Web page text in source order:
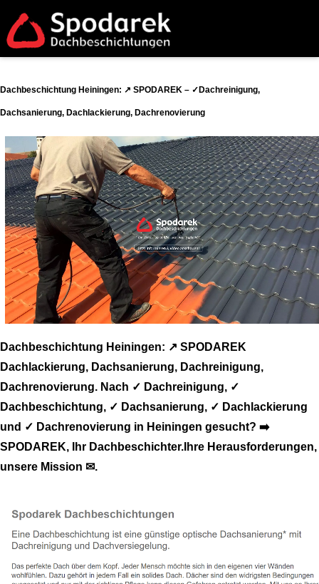
Dachbeschichtung Heiningen: ↗️ SPODAREK – ✓Dachreinigung,
Dachsanierung, Dachlackierung, Dachrenovierung
Dachbeschichtung Heiningen: ↗️ SPODAREK
Dachlackierung, Dachsanierung, Dachreinigung,
Dachrenovierung. Nach ✓ Dachreinigung, ✓
Dachbeschichtung, ✓ Dachsanierung, ✓ Dachlackierung
und ✓ Dachrenovierung in Heiningen gesucht? ➡️
SPODAREK, Ihr Dachbeschichter.Ihre Herausforderungen,
unsere Mission ✉.